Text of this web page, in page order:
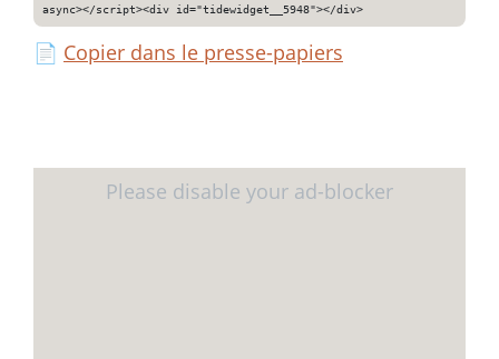
async></script><div id="tidewidget__5948"></div>
📄 Copier dans le presse-papiers